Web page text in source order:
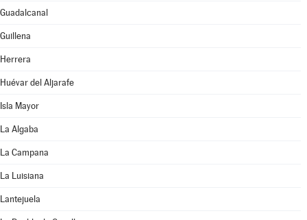
Guadalcanal
Guillena
Herrera
Huévar del Aljarafe
Isla Mayor
La Algaba
La Campana
La Luisiana
Lantejuela